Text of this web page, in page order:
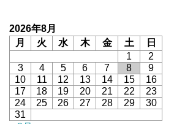
2026年8月
月
火 水 木 金 土
日
1
2
3
4 5 6 7 8
9
10
11 12 13 14 15
16
17
18 19 20 21 22
23
24
25 26 27 28 29
30
31